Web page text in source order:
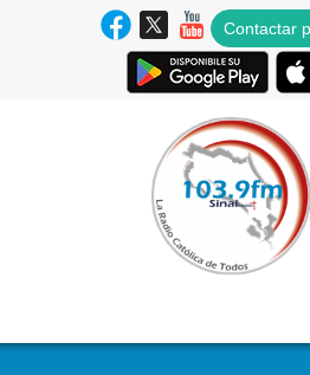
Contactar